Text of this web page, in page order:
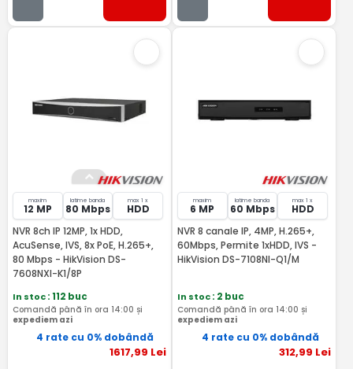
maxim
12 MP
latime banda
80 Mbps
max 1 x
HDD
NVR 8ch IP 12MP, 1x HDD,
AcuSense, IVS, 8x PoE, H.265+,
80 Mbps - HikVision DS-
7608NXI-K1/8P
In stoc: 112 buc
Comandă până în ora 14:00 și
expediem azi
4 rate cu 0% dobândă
1617,99 Lei
maxim
6 MP
latime banda
60 Mbps
max 1 x
HDD
NVR 8 canale IP, 4MP, H.265+,
60Mbps, Permite 1xHDD, IVS -
HikVision DS-7108NI-Q1/M
In stoc: 2 buc
Comandă până în ora 14:00 și
expediem azi
4 rate cu 0% dobândă
312,99 Lei